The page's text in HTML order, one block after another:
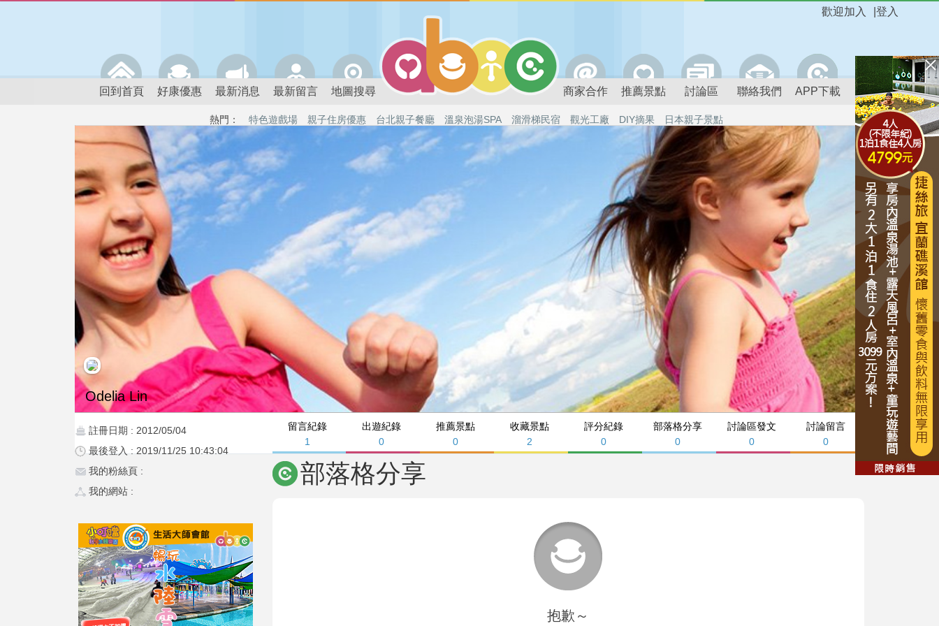
登入
歡迎加入
回到首頁 好康優惠 最新消息 最新留言 地圖搜尋 商家合作 推薦景點 討論區 聯絡我們 APP下載
熱門： 特色遊戲場 親子住房優惠 台北親子餐廳 溫泉泡湯SPA 溜滑梯民宿 觀光工廠 DIY摘果 日本親子景點
留言紀錄
1
出遊紀錄
0
推薦景點
0
收藏景點
2
評分紀錄
0
部落格分享
0
討論區發文
0
討論留言
0
Odelia Lin
註冊日期 : 2012/05/04
最後登入 : 2019/11/25 10:43:04
我的粉絲頁 :
我的網站 :
部落格分享
抱歉～